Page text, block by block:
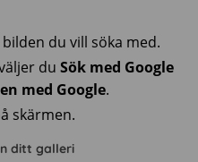
du vill söka med.
duSök med Google
med Google.
skärmen.
ditt galleri